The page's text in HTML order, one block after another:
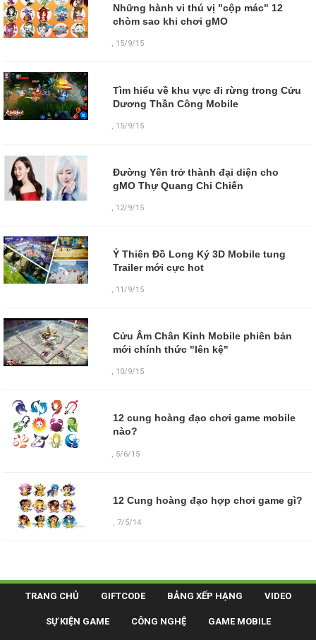
Những hành vi thú vị "cộp mác" 12
chòm sao khi chơi gMO
, 15/9/15
Tìm hiểu về khu vực đi rừng trong Cửu
Dương Thần Công Mobile
, 15/9/15
Đường Yên trở thành đại diện cho
gMO Thự Quang Chi Chiến
, 12/9/15
Ỷ Thiên Đồ Long Ký 3D Mobile tung
Trailer mới cực hot
, 11/9/15
Cửu Âm Chân Kinh Mobile phiên bản
mới chính thức "lên kệ"
, 10/9/15
12 cung hoàng đạo chơi game mobile
nào?
5/6/15
12 Cung hoàng đạo hợp chơi game gì?
, 7/5/14
TRANG CHỦ GIFTCODE BẢNG XẾP HẠNG VIDEO
SỰ KIỆN GAME CÔNG NGHỆ GAME MOBILE